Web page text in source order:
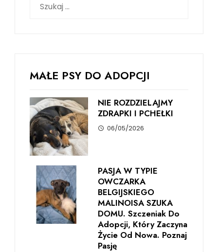
MAŁE PSY DO ADOPCJI
NIE ROZDZIELAJMY
ZDRAPKI I PCHEŁKI
06/05/2026
PASJA W TYPIE
OWCZARKA
BELGIJSKIEGO
MALINOISA SZUKA
DOMU. Szczeniak Do
Adopcji, Który Zaczyna
Życie Od Nowa. Poznaj
Pasję